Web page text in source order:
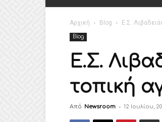
ΘΗΒΑ
Αρχική Blog Ε.Σ.
Blog
Ε.Σ.
τοπική
Από Newsroom - 12 Ιουλίου,